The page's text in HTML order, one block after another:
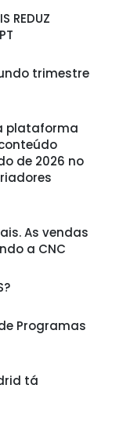
REDUZ
trimestre
plataforma
de 2026 no
As vendas
a CNC
Programas
tá